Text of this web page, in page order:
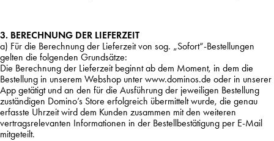
3. BERECHNUNG DER LIEFERZEIT
a) Für die Berechnung der Lieferzeit von sog. „Sofort“-Bestellungen
gelten die folgenden Grundsätze:
Die Berechnung der Lieferzeit beginnt ab dem Moment, in dem die
Bestellung in unserem Webshop unter www.dominos.de oder in unserer
App getätigt und an den für die Ausführung der jeweiligen Bestellung
zuständigen Domino’s Store erfolgreich übermittelt wurde, die genau
erfasste Uhrzeit wird dem Kunden zusammen mit den weiteren
vertragsrelevanten Informationen in der Bestellbestätigung per E-Mail
mitgeteilt.